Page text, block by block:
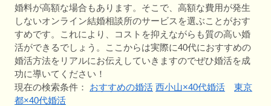
婚料が高額な場合もあります。そこで、高額な費用が発生
しないオンライン結婚相談所のサービスを選ぶことがおす
すめです。これにより、コストを抑えながらも質の高い婚
活ができるでしょう。ここからは実際に40代におすすめの
婚活方法をリアルにお伝えしていきますのでぜひ婚活を成
功に導いてください！
現在の検索条件： おすすめの婚活 西小山×40代婚活
東京
都×40代婚活